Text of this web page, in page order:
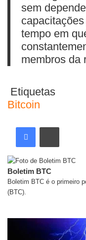
sem
tempo em
membros da
Etiquetas
Bitcoin
Boletim BTC
Boletim BTC é o primeiro
(BTC).